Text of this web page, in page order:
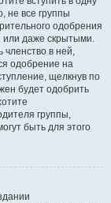
не все группы
одобрения
или даже скрытыми.
членство в ней,
одобрение на
щелкнув по
будет одобрить
группы,
быть для этого